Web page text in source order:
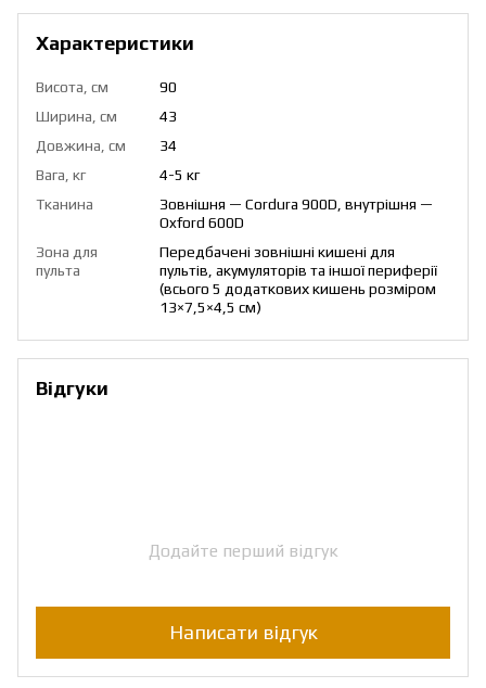
Характеристики
Висота, см
90
Ширина, см
43
Довжина, см
34
Вага, кг
4-5 кг
Тканина
Зовнішня — Cordura 900D, внутрішня —
Oxford 600D
Зона для
пульта
Передбачені зовнішні кишені для
пультів, акумуляторів та іншої периферії
(всього 5 додаткових кишень розміром
13×7,5×4,5 см)
Відгуки
Додайте перший відгук
Написати відгук